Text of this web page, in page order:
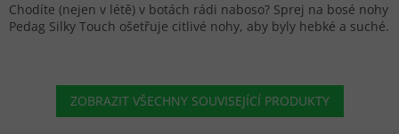
Chodíte (nejen v létě) v botách rádi naboso? Sprej na bosé nohy
Pedag Silky Touch ošetřuje citlivé nohy, aby byly hebké a suché.
ZOBRAZIT VŠECHNY SOUVISEJÍCÍ PRODUKTY